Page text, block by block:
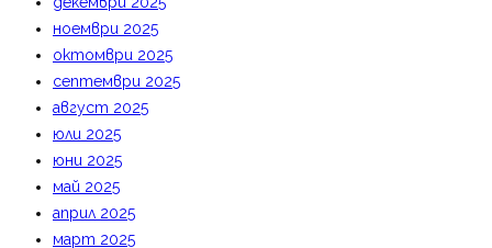
ноември 2025
октомври 2025
септември 2025
август 2025
юли 2025
юни 2025
май 2025
април 2025
март 2025